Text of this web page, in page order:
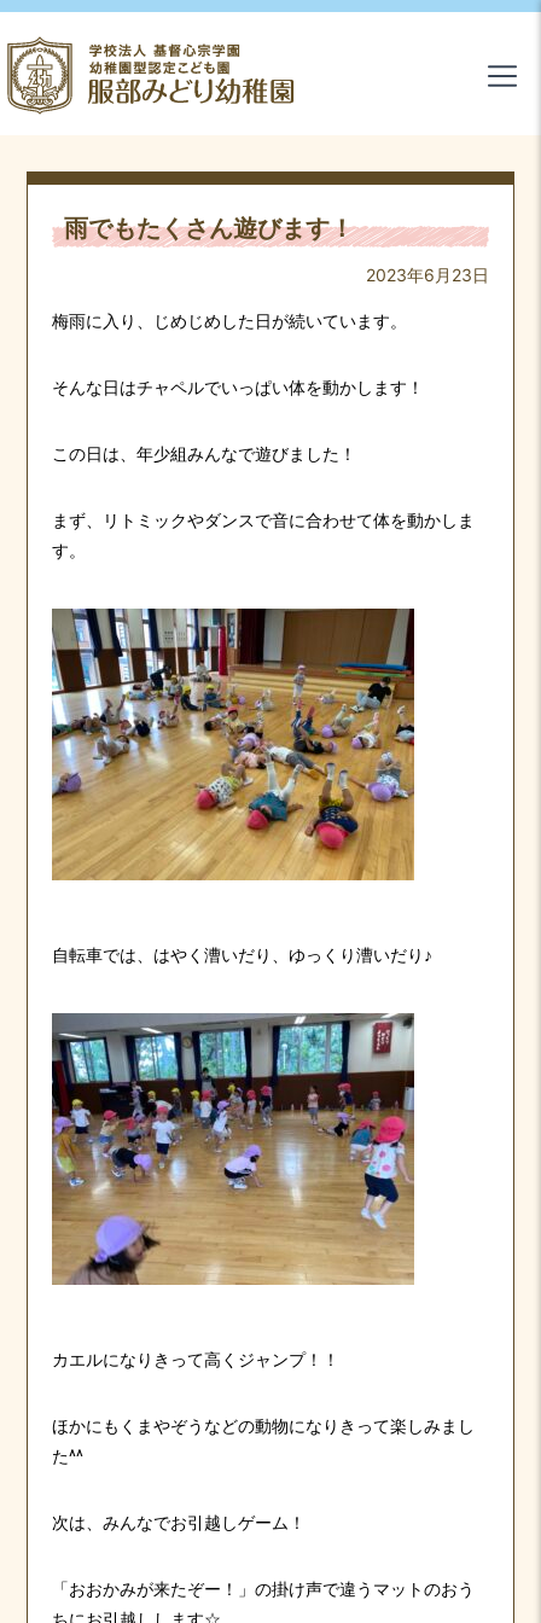
雨でもたくさん遊びます！
2023年6月23日
梅雨に入り、じめじめした日が続いています。
そんな日はチャペルでいっぱい体を動かします！
この日は、年少組みんなで遊びました！
まず、リトミックやダンスで音に合わせて体を動かしま
す。
自転車では、はやく漕いだり、ゆっくり漕いだり♪
カエルになりきって高くジャンプ！！
ほかにもくまやぞうなどの動物になりきって楽しみまし
た^^
次は、みんなでお引越しゲーム！
「おおかみが来たぞー！」の掛け声で違うマットのおう